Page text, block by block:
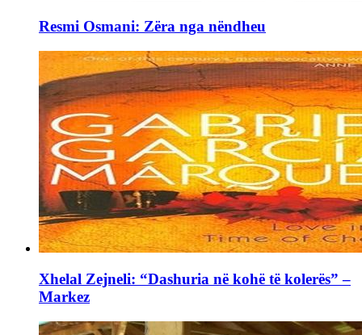
Resmi Osmani: Zëra nga nëndheu
Xhelal Zejneli: “Dashuria në kohë të kolerës” –
Markez